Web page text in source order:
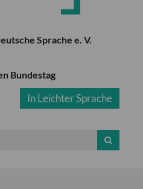
Sprache e. V.
Bundestag
In Leichter Sprache